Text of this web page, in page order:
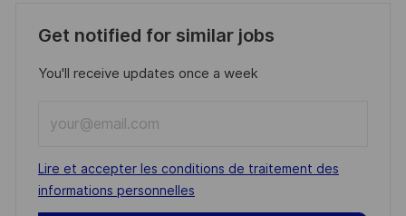
Get notified for similar jobs
You'll receive updates once a week
Email
address
(Required)
Required
Lire et accepter les conditions de traitement des
informations personnelles